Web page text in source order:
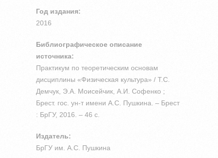
Год издания:
2016
Библиографическое описание
источника:
Практикум по теоретическим основам
дисциплины «Физическая культура» / Т.С.
Демчук, Э.А. Моисейчик, А.И. Софенко ;
Брест. гос. ун-т имени А.С. Пушкина. – Брест
: БрГУ, 2016. – 46 с.
Издатель:
БрГУ им. А.С. Пушкина